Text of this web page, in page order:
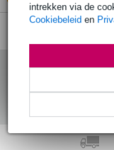
intrekken via de
Cookiebeleid en